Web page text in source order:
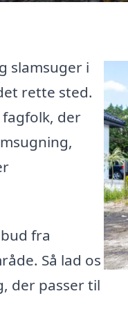
slamsuger i
rette sted.
der
fra
Så lad os
der passer til